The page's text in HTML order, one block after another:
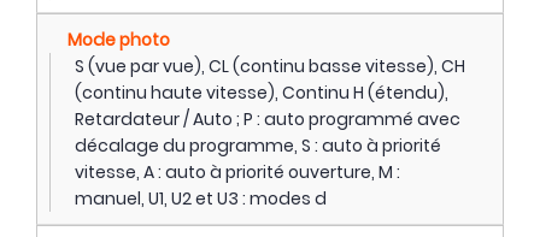
Mode photo
S (vue par vue), CL (continu basse vitesse), CH
(continu haute vitesse), Continu H (étendu),
Retardateur / Auto ; P : auto programmé avec
décalage du programme, S : auto à priorité
vitesse, A : auto à priorité ouverture, M :
manuel, U1, U2 et U3 : modes d